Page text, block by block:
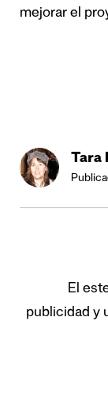
mejorar el
Tara
El
publicidad y